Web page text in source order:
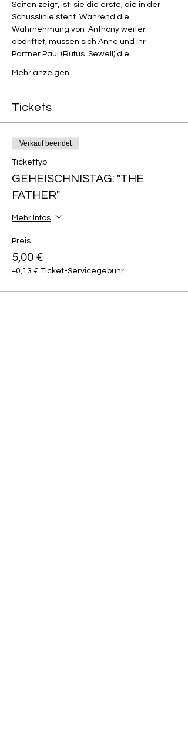
Seiten zeigt, ist  sie die erste, die in der
Schusslinie steht. Während die
Wahrnehmung von  Anthony weiter
abdriftet, müssen sich Anne und ihr
Partner Paul (Rufus  Sewell) die…
Mehr anzeigen
Tickets
Verkauf beendet
Tickettyp
GEHEISCHNISTAG: "THE
FATHER"
Mehr Infos
Preis
5,00 €
+0,13 € Ticket-Servicegebühr